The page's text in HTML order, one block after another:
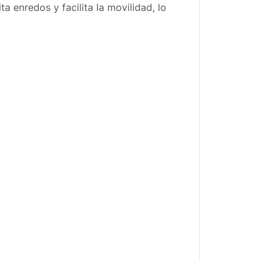
enredos y facilita la movilidad, lo